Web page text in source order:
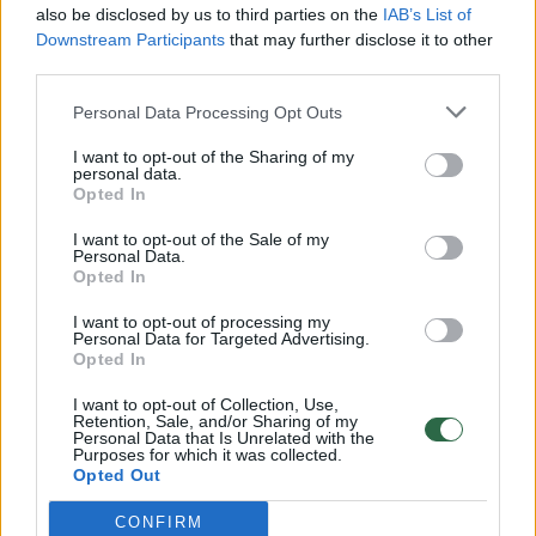
also be disclosed by us to third parties on the IAB’s List of
Downstream Participants that may further disclose it to other
Personal Data Processing Opt Outs
I want to opt-out of the Sharing of my
personal data.
Opted In
I want to opt-out of the Sale of my
Personal Data.
Opted In
I want to opt-out of processing my
Personal Data for Targeted Advertising.
Opted In
I want to opt-out of Collection, Use,
Retention, Sale, and/or Sharing of my
Personal Data that Is Unrelated with the
Purposes for which it was collected.
Opted Out
CONFIRM
Lietuvos diena
00:00:57
Savaitės vidurys nusimato karštas: temperatūra kils iki
Žinios | Orai
00:00:59
Nufilmavo, kaip patvino Vilniaus Vakarinis aplinkkelis:
vaizdas pribloškia
Žinios | Lietuvos diena
„Pagarba pirmajai premjerei“: pasidalijo jautriais
prisiminimais apie Kazimierą Prunskienę
Žinios | Lietuvos diena